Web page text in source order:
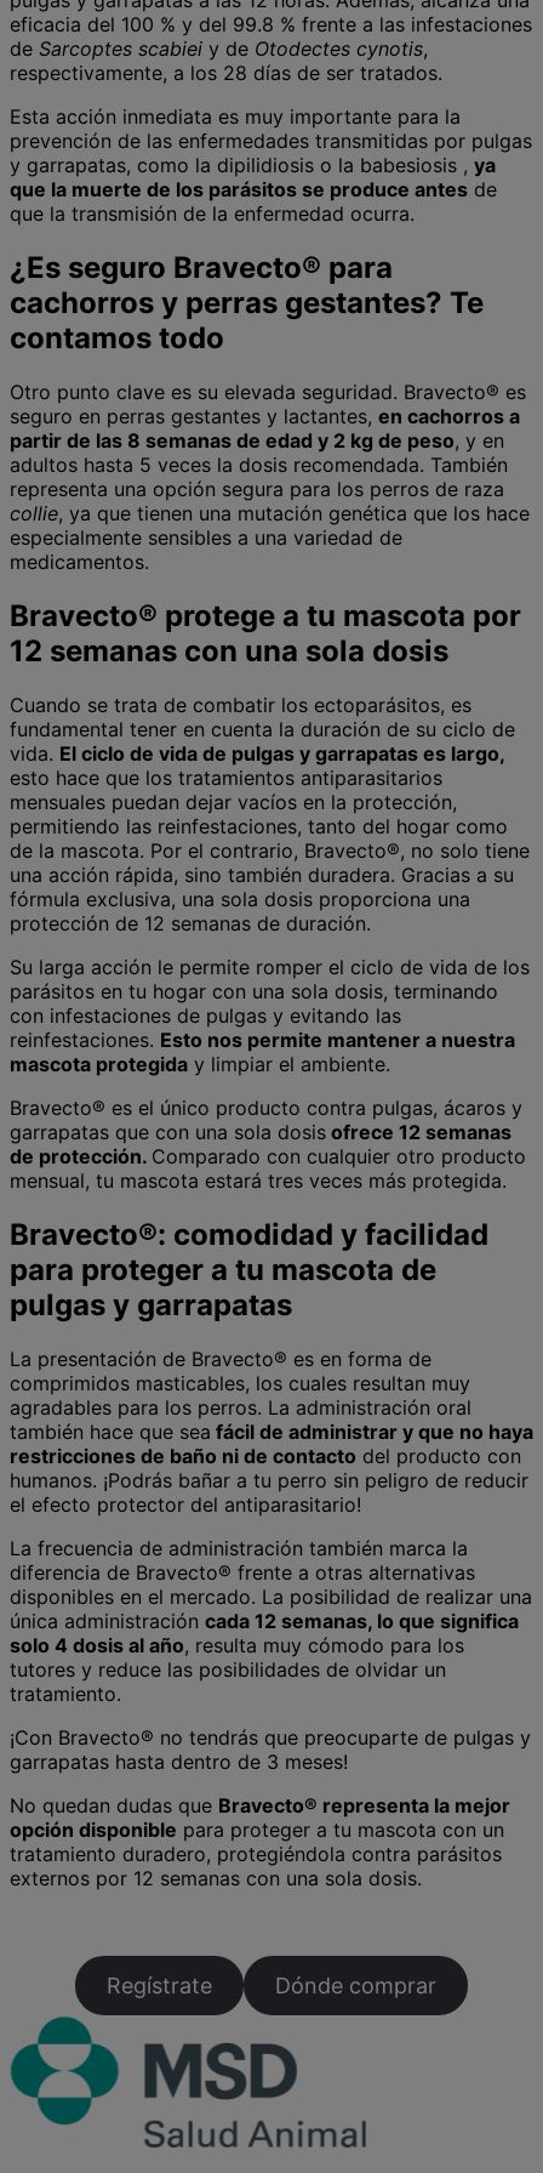
eficacia del 100 % y del 99.8 % frente a las infestaciones
de Sarcoptes scabiei y de Otodectes cynotis,
respectivamente, a los 28 días de ser tratados.
Esta acción inmediata es muy importante para la
prevención de las enfermedades transmitidas por pulgas
y garrapatas, como la dipilidiosis o la babesiosis , ya
que la muerte de los parásitos se produce antes de
que la transmisión de la enfermedad ocurra.
¿Es seguro Bravecto® para
cachorros y perras gestantes? Te
contamos todo
Otro punto clave es su elevada seguridad. Bravecto® es
seguro en perras gestantes y lactantes, en cachorros a
partir de las 8 semanas de edad y 2 kg de peso, y en
adultos hasta 5 veces la dosis recomendada. También
representa una opción segura para los perros de raza
collie, ya que tienen una mutación genética que los hace
especialmente sensibles a una variedad de
medicamentos.
Bravecto® protege a tu mascota por
12 semanas con una sola dosis
Cuando se trata de combatir los ectoparásitos, es
fundamental tener en cuenta la duración de su ciclo de
vida. El ciclo de vida de pulgas y garrapatas es largo,
esto hace que los tratamientos antiparasitarios
mensuales puedan dejar vacíos en la protección,
permitiendo las reinfestaciones, tanto del hogar como
de la mascota. Por el contrario, Bravecto®, no solo tiene
una acción rápida, sino también duradera. Gracias a su
fórmula exclusiva, una sola dosis proporciona una
protección de 12 semanas de duración.
Su larga acción le permite romper el ciclo de vida de los
parásitos en tu hogar con una sola dosis, terminando
con infestaciones de pulgas y evitando las
reinfestaciones. Esto nos permite mantener a nuestra
mascota protegida y limpiar el ambiente.
Bravecto® es el único producto contra pulgas, ácaros y
garrapatas que con una sola dosis ofrece 12 semanas
de protección. Comparado con cualquier otro producto
mensual, tu mascota estará tres veces más protegida.
Bravecto®: comodidad y facilidad
para proteger a tu mascota de
pulgas y garrapatas
La presentación de Bravecto® es en forma de
comprimidos masticables, los cuales resultan muy
agradables para los perros. La administración oral
también hace que sea fácil de administrar y que no haya
restricciones de baño ni de contacto del producto con
humanos. ¡Podrás bañar a tu perro sin peligro de reducir
el efecto protector del antiparasitario!
La frecuencia de administración también marca la
diferencia de Bravecto® frente a otras alternativas
disponibles en el mercado. La posibilidad de realizar una
única administración cada 12 semanas, lo que significa
solo 4 dosis al año, resulta muy cómodo para los
tutores y reduce las posibilidades de olvidar un
tratamiento.
¡Con Bravecto® no tendrás que preocuparte de pulgas y
garrapatas hasta dentro de 3 meses!
No quedan dudas que Bravecto® representa la mejor
opción disponible para proteger a tu mascota con un
tratamiento duradero, protegiéndola contra parásitos
externos por 12 semanas con una sola dosis.
Regístrate Dónde comprar